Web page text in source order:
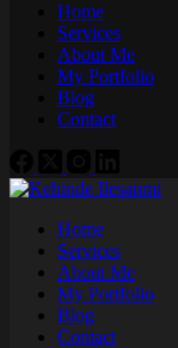
Home
Services
About Me
My Portfolio
Blog
Contact
Home
Services
About Me
My Portfolio
Blog
Contact